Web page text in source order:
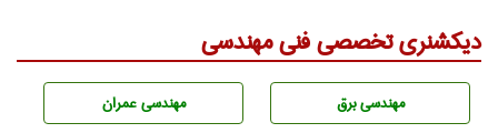
دیکشنری تخصصی فنی مهندسی
مهندسی برق مهندسی عمران